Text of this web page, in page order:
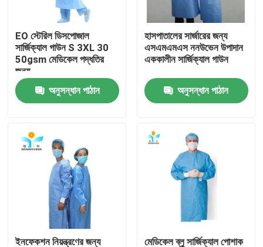
কারখানা ভ্রমণ
মান নিয়ন্ত্রণ
যোগাযোগ করুন
উদ্ধৃতির জন্য আবেদন
নিষ্পত্তিযোগ্য প্রতিরক্ষামূলক পরিধান
নিষ্পত্তিযোগ্য সুরক্ষা স্যুট
ডিসপোজেবল প্রতিরক্ষামূলক সামগ্রিক rall
EO স্টেরিল ডিসপোজাল
সার্জিক্যাল গাউন S 3XL 30
50gsm মেডিকেল পদ্ধতির
জন্য
অনুসন্ধান পাঠান
হাসপাতালের সার্জারের জন্য
এসএমএমএস ননউভেন উপাদান
এককালীন সার্জিক্যাল গাউন
অনুসন্ধান পাঠান
ইনফেকশন নিয়ন্ত্রণের জন্য মেডিকেল ব্লু সার্জিক্যাল পোশাক